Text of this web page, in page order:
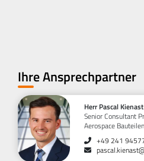
Ihre Ansprechpartner
Herr Pascal Kienast
Senior Consultant
Aerospace Bauteilen
+49 241